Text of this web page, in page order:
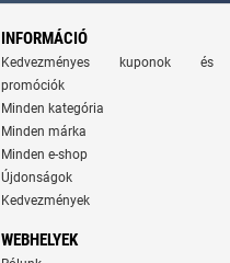
INFORMÁCIÓ
Kedvezményes kuponok és
promóciók
Minden kategória
Minden márka
Minden e-shop
Újdonságok
Kedvezmények
WEBHELYEK